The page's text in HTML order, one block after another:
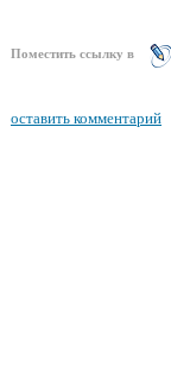
Поместить ссылку в
оставить комментарий